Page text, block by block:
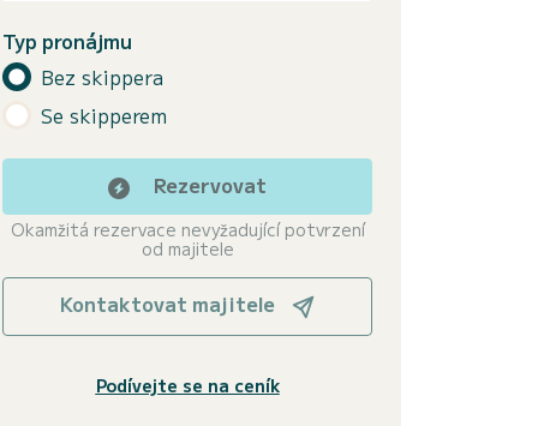
Typ pronájmu
Bez skippera
Se skipperem
Rezervovat
Okamžitá rezervace nevyžadující potvrzení
od majitele
Kontaktovat majitele
Podívejte se na ceník